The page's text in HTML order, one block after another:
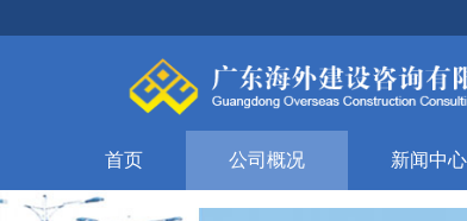
首页 公司概况 新闻中心